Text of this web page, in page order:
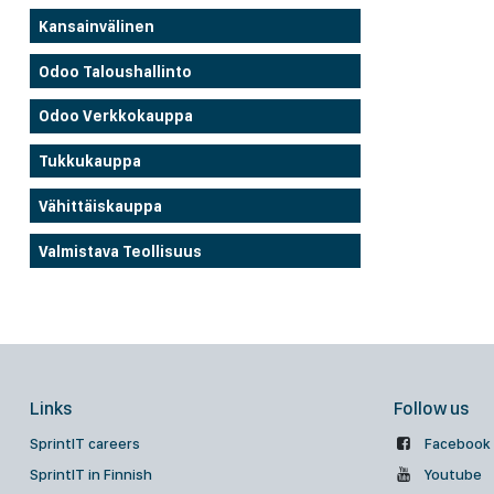
Kansainvälinen
Odoo Taloushallinto
Odoo Verkkokauppa
Tukkukauppa
Vähittäiskauppa
Valmistava Teollisuus
Links
SprintIT careers
SprintIT in Finnish
Follow us
Facebook
Youtube